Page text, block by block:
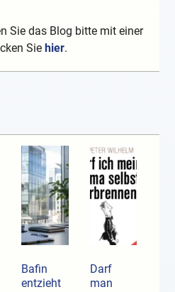
Sie das Blog bitte mit einer
Siehier.
Bafin
entzieht
Darf
man